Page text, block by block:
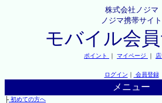
株式会社ノジマ
ノジマ携帯サイト
モバイル会
ポイント ｜ マイページ ｜
ログイン ｜ 会員登録
メニュー
├初めての方へ